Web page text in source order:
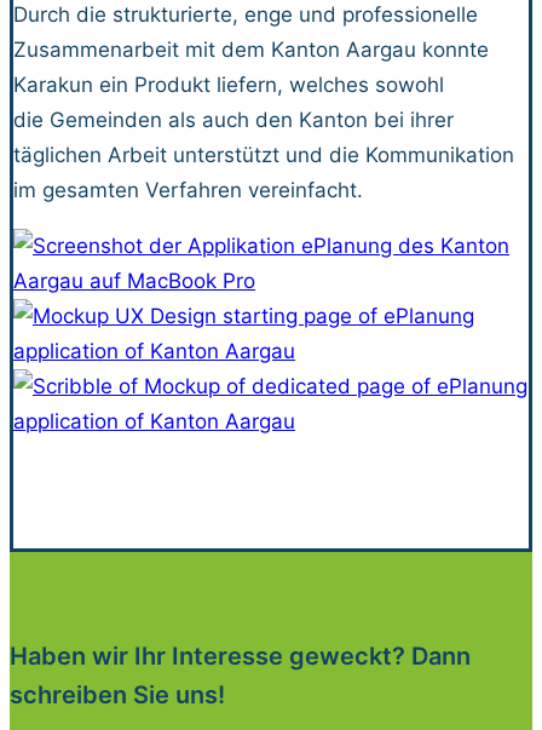
Durch die strukturierte, enge und professionelle
Zusammenarbeit mit dem Kanton Aargau konnte
Karakun ein Produkt liefern, welches sowohl
die Gemeinden als auch den Kanton bei ihrer
täglichen Arbeit unterstützt und die Kommunikation
im gesamten Verfahren vereinfacht.
Haben wir Ihr Interesse geweckt? Dann
schreiben Sie uns!